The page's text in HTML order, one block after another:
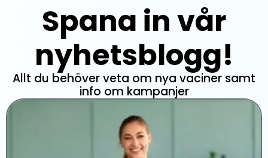
Spana in vår
nyhetsblogg!
Allt du behöver veta om nya vaciner samt
info om kampanjer